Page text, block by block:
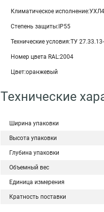
Климатическое исполнение:УХЛ4
Степень защиты:IP55
Технические условия:ТУ
Номер цвета RAL:2004
Цвет:оранжевый
Технические
Ширина упаковки
Высота упаковки
Глубина упаковки
Объемный вес
Единица измерения
Кратность поставки